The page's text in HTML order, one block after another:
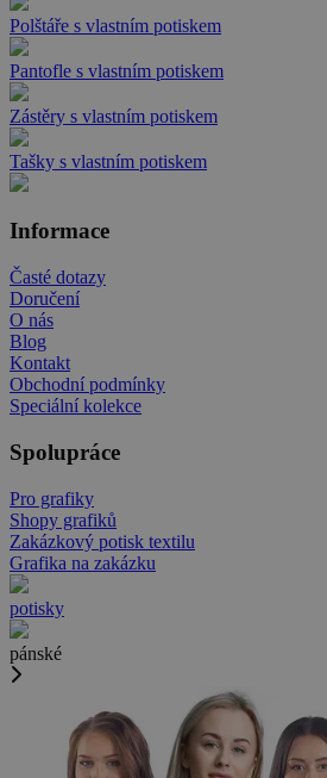
Polštáře s vlastním potiskem
Pantofle s vlastním potiskem
Zástěry s vlastním potiskem
Tašky s vlastním potiskem
Informace
Časté dotazy
Doručení
O nás
Blog
Kontakt
Obchodní podmínky
Speciální kolekce
Spolupráce
Pro grafiky
Shopy grafiků
Zakázkový potisk textilu
Grafika na zakázku
potisky
pánské